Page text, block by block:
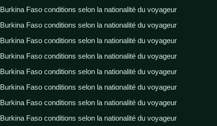
Burkina Faso conditions selon la nationalité du voyageur
Burkina Faso conditions selon la nationalité du voyageur
Burkina Faso conditions selon la nationalité du voyageur
Burkina Faso conditions selon la nationalité du voyageur
Burkina Faso conditions selon la nationalité du voyageur
Burkina Faso conditions selon la nationalité du voyageur
Burkina Faso conditions selon la nationalité du voyageur
Burkina Faso conditions selon la nationalité du voyageur